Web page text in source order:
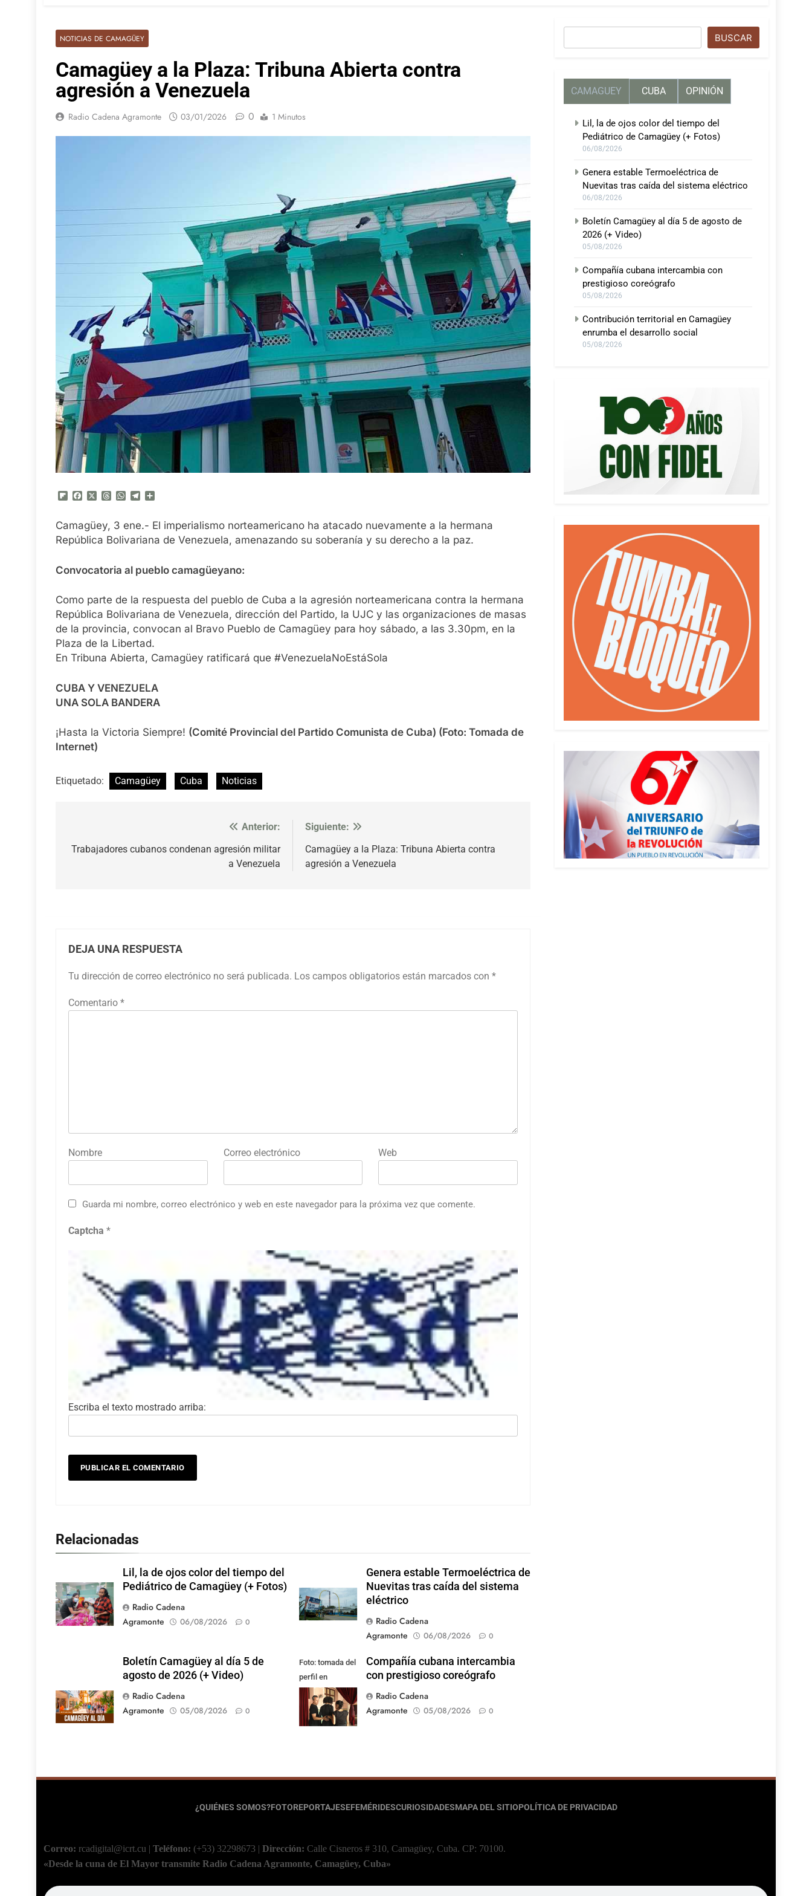
NOTICIAS DE CAMAGÜEY
Camagüey a la Plaza: Tribuna Abierta contra
agresión a Venezuela
Radio Cadena Agramonte 03/01/2026 0 1 Minutos
Flipboard
Facebook
X Threads
WhatsApp
Telegram
Camagüey, 3 ene.- El imperialismo norteamericano ha atacado nuevamente a la hermana
República Bolivariana de Venezuela, amenazando su soberanía y su derecho a la paz.
Convocatoria al pueblo camagüeyano:
Como parte de la respuesta del pueblo de Cuba a la agresión norteamericana contra la hermana
República Bolivariana de Venezuela, dirección del Partido, la UJC y las organizaciones de masas
de la provincia, convocan al Bravo Pueblo de Camagüey para hoy sábado, a las 3.30pm, en la
Plaza de la Libertad.
En Tribuna Abierta, Camagüey ratificará que #VenezuelaNoEstáSola
CUBA Y VENEZUELA
UNA SOLA BANDERA
¡Hasta la Victoria Siempre! (Comité Provincial del Partido Comunista de Cuba) (Foto: Tomada de
Internet)
Etiquetado: Camagüey Cuba Noticias
de
Anterior:
Trabajadores cubanos condenan agresión militar
a Venezuela
Siguiente:
Camagüey a la Plaza: Tribuna Abierta contra
agresión a Venezuela
DEJA UNA RESPUESTA
Tu dirección de correo electrónico no será publicada. Los campos obligatorios están marcados con *
Comentario *
Nombre Correo electrónico Web
Guarda mi nombre, correo electrónico y web en este navegador para la próxima vez que comente.
Captcha *
Escriba el texto mostrado arriba:
Relacionadas
Lil, la de ojos color del tiempo del
Pediátrico de Camagüey (+ Fotos)
Radio Cadena
Agramonte
06/08/2026 0
Genera estable Termoeléctrica de
Nuevitas tras caída del sistema
eléctrico
Radio Cadena
Agramonte
06/08/2026 0
Boletín Camagüey al día 5 de
agosto de 2026 (+ Video)
Radio Cadena
Agramonte
05/08/2026 0
Foto: tomada del
perfil en
Facebook de la
compañía
Compañía cubana intercambia
con prestigioso coreógrafo
Radio Cadena
Agramonte
05/08/2026 0
BUSCAR
CAMAGUEY CUBA OPINIÓN
Lil, la de ojos color del tiempo del
Pediátrico de Camagüey (+ Fotos)
06/08/2026
Genera estable Termoeléctrica de
Nuevitas tras caída del sistema eléctrico
06/08/2026
Boletín Camagüey al día 5 de agosto de
2026 (+ Video)
05/08/2026
Compañía cubana intercambia con
prestigioso coreógrafo
05/08/2026
Contribución territorial en Camagüey
enrumba el desarrollo social
05/08/2026
¿QUIÉNES SOMOS?FOTOREPORTAJESEFEMÉRIDESCURIOSIDADESMAPA DEL SITIOPOLÍTICA DE PRIVACIDAD
Correo: rcadigital@icrt.cu | Teléfono: (+53) 32298673 | Dirección: Calle Cisneros # 310, Camagüey, Cuba. CP: 70100.
«Desde la cuna de El Mayor transmite Radio Cadena Agramonte, Camagüey, Cuba»